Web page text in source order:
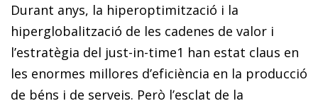
Durant anys, la hiperoptimització i la
hiperglobalització de les cadenes de valor i
l’estratègia del just-in-time1 han estat claus en
les enormes millores d’eficiència en la producció
de béns i de serveis. Però l’esclat de la